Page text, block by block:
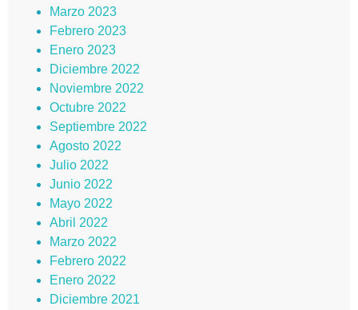
Marzo 2023
Febrero 2023
Enero 2023
Diciembre 2022
Noviembre 2022
Octubre 2022
Septiembre 2022
Agosto 2022
Julio 2022
Junio 2022
Mayo 2022
Abril 2022
Marzo 2022
Febrero 2022
Enero 2022
Diciembre 2021